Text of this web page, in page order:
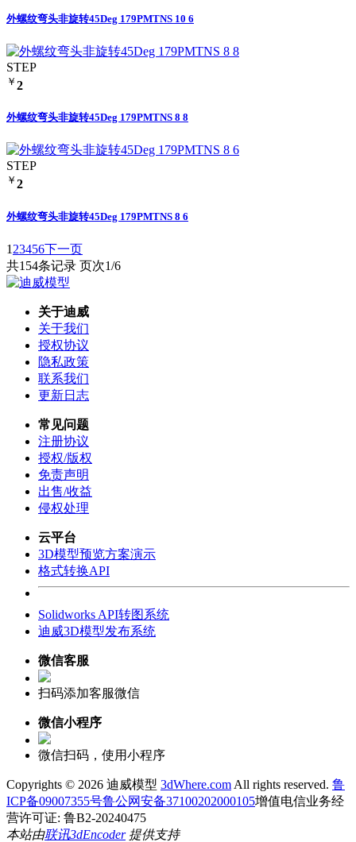
外螺纹弯头非旋转45Deg 179PMTNS 10 6
STEP
￥ 2
外螺纹弯头非旋转45Deg 179PMTNS 8 8
STEP
￥ 2
外螺纹弯头非旋转45Deg 179PMTNS 8 6
1 23456下一页
共154条记录 页次1/6
关于迪威
关于我们
授权协议
隐私政策
联系我们
更新日志
常见问题
注册协议
授权/版权
免责声明
出售/收益
侵权处理
云平台
3D模型预览方案演示
格式转换API
Solidworks API转图系统
迪威3D模型发布系统
微信客服
扫码添加客服微信
微信小程序
微信扫码，使用小程序
Copyrights © 2026 迪威模型 3dWhere.com All rights reserved. 鲁
ICP备09007355号鲁公网安备37100202000105增值电信业务经
营许可证: 鲁B2-20240475
本站由联讯3dEncoder提供支持